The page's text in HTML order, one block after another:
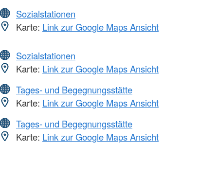
Sozialstationen
Karte: Link zur Google Maps Ansicht
Sozialstationen
Karte: Link zur Google Maps Ansicht
Tages- und Begegnungsstätte
Karte: Link zur Google Maps Ansicht
Tages- und Begegnungsstätte
Karte: Link zur Google Maps Ansicht